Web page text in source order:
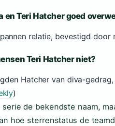
en Teri Hatcher goed
relatie, bevestigd door
Teri Hatcher niet?
Hatcher van diva-
)
de bekendste naam,
hoe sterrenstatus de